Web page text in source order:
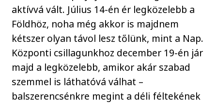
aktívvá vált. Július 14-én ér legközelebb a
Földhöz, noha még akkor is majdnem
kétszer olyan távol lesz tőlünk, mint a Nap.
Központi csillagunkhoz december 19-én jár
majd a legközelebb, amikor akár szabad
szemmel is láthatóvá válhat –
balszerencsénkre megint a déli féltekének